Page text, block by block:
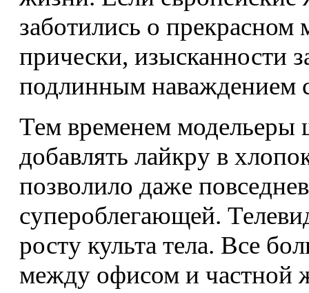
заботились о прекрасном
прически, изысканности
подлинным наваждением
Тем временем
добавлять лайкру в
позволило даже
супероблегающей.
росту культа тела. Все
между офисом и частной